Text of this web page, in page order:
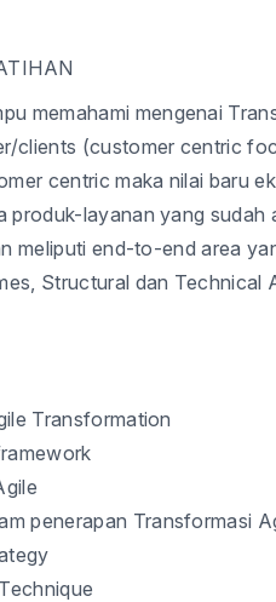
memahami mengenai
clients (customer centric
centric maka nilai baru
produk-layanan yang
meliputi end-to-end area
Structural dan Technical
Transformation
penerapan Transformasi